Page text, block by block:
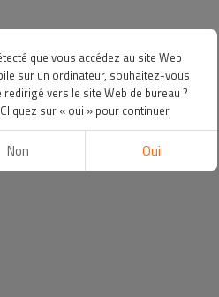
que vous accédez au site Web
sur un ordinateur, souhaitez-vous
redirigé vers le site Web de bureau ?
Cliquez sur « oui » pour continuer
Non Oui